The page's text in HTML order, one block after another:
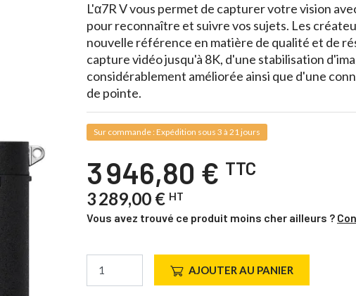
L'α7R V vous permet de capturer votre vision
pour reconnaître et suivre vos sujets. Les
nouvelle référence en matière de qualité et de
capture vidéo jusqu'à 8K, d'une stabilisation
considérablement améliorée ainsi que d'une
de pointe.
Sur commande : Expédition sous 3 à 21 jours
3 946,80 € TTC
3 289,00 € HT
Vous avez trouvé ce produit moins cher ailleurs ?
AJOUTER AU PANIER